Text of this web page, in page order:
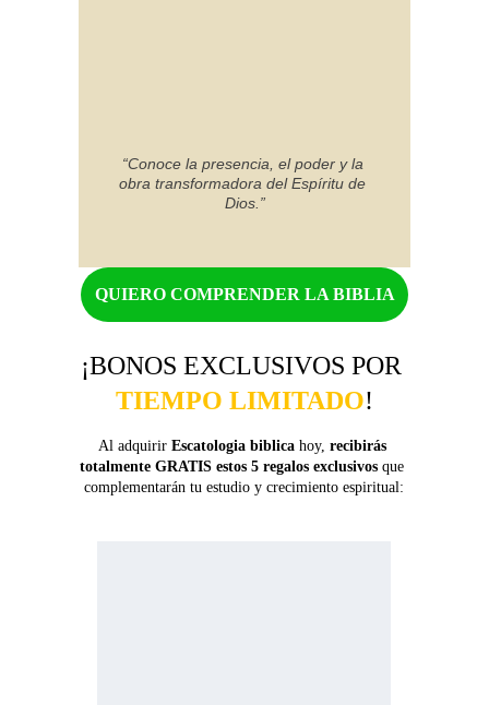
“Conoce la presencia, el poder y la
obra transformadora del Espíritu de
Dios.”
QUIERO COMPRENDER LA BIBLIA
¡BONOS EXCLUSIVOS POR
TIEMPO LIMITADO!
Al adquirir Escatologia biblica hoy, recibirás
totalmente GRATIS estos 5 regalos exclusivos que
complementarán tu estudio y crecimiento espiritual: